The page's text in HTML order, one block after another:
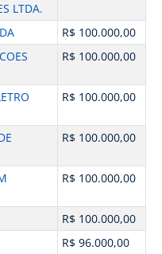
LTDA.
R$ 100.000,00
R$ 100.000,00
R$ 100.000,00
R$ 100.000,00
R$ 100.000,00
R$ 100.000,00
R$ 96.000,00